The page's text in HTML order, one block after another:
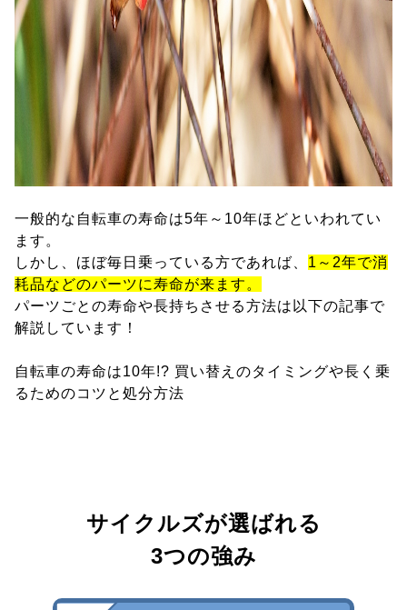
一般的な自転車の寿命は5年～10年ほどといわれてい
ます。
しかし、ほぼ毎日乗っている方であれば、 1～2年で消
耗品などのパーツに寿命が来ます。
パーツごとの寿命や長持ちさせる方法は以下の記事で
解説しています！
自転車の寿命は10年!? 買い替えのタイミングや長く乗
るためのコツと処分方法
サイクルズが選ばれる
3つの強み